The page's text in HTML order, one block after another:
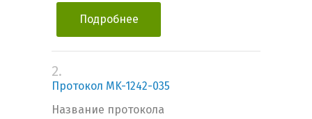
Подробнее
2.
Протокол MK-1242-035
Название протокола